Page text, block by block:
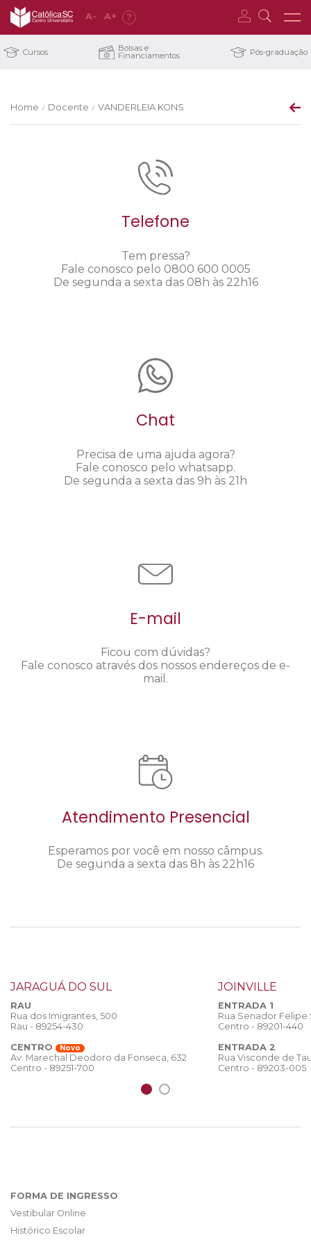
A- A+ ?
Cursos Bolsas e
Financiamentos Pós-graduação
Home / Docente / VANDERLEIA KONS
Telefone
Tem pressa?
Fale conosco pelo 0800 600 0005
De segunda a sexta das 08h às 22h16
Chat
Precisa de uma ajuda agora?
Fale conosco pelo whatsapp.
De segunda a sexta das 9h às 21h
E-mail
Ficou com dúvidas?
Fale conosco através dos nossos endereços de e-
mail.
Atendimento Presencial
Esperamos por você em nosso câmpus.
De segunda a sexta das 8h às 22h16
JARAGUÁ DO SUL
RAU
Rua dos Imigrantes, 500
Rau - 89254-430
CENTRO
Novo
Av. Marechal Deodoro da Fonseca, 632
Centro - 89251-700
JOINVILLE
ENTRADA 1
Rua Senador
Centro - 89201-440
ENTRADA 2
Rua Visconde de
Centro - 89203-005
FORMA DE INGRESSO
Vestibular Online
Histórico Escolar